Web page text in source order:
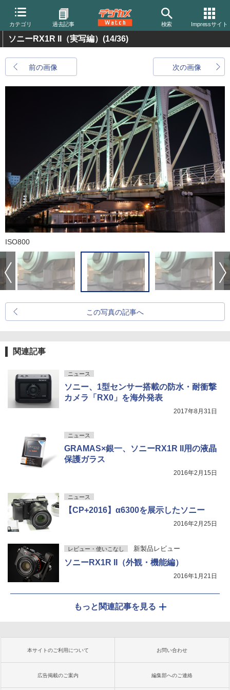
カテゴリ 過去記事 検索 Impressサイト
ソニーRX1R II（実写編） (14/36)
前の画像 次の画像
ISO800
この写真の記事へ
関連記事
ニュース
ソニー、1型センサー搭載の防水・耐衝撃
カメラ「RX0」を海外発表
2017年8月31日
ニュース
GRAMAS×銀一、ソニーRX1R II用の液晶
保護ガラス
2016年2月15日
ニュース
【CP+2016】α6300を展示したソニー
2016年2月25日
レビュー・使いこなし 新製品レビュー
ソニーRX1R II（外観・機能編）
2016年1月21日
もっと関連記事を見る
本サイトのご利用について お問い合わせ
広告掲載のご案内 編集部へのご連絡